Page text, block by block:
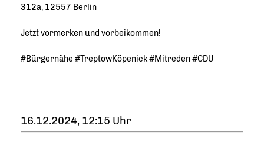
312a, 12557 Berlin
Jetzt vormerken und vorbeikommen!
#Bürgernähe #TreptowKöpenick #Mitreden #CDU
16.12.2024, 12:15 Uhr